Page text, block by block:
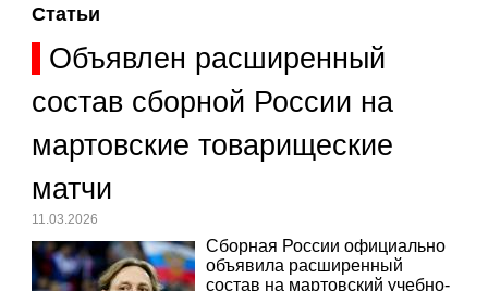
Статьи
Объявлен расширенный
состав сборной России на
мартовские товарищеские
матчи
11.03.2026
Сборная России официально
объявила расширенный
состав на мартовский учебно-